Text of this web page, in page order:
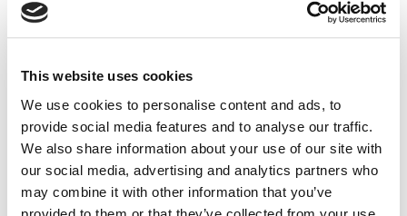
This website uses cookies
We use cookies to personalise content and ads, to
provide social media features and to analyse our traffic.
We also share information about your use of our site with
our social media, advertising and analytics partners who
may combine it with other information that you’ve
dziś z nadmiernego konsumpcjonizmu?
Czy marki będą musiały zrewidować...
Dane kontaktowe